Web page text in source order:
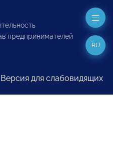
предпринимателей
Версия для слабовидящих
RU